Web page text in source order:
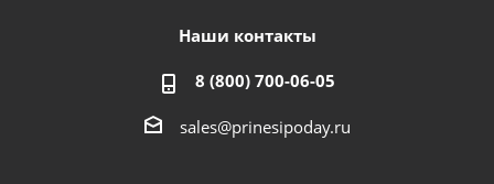
Наши контакты
8 (800) 700-06-05
sales@prinesipoday.ru